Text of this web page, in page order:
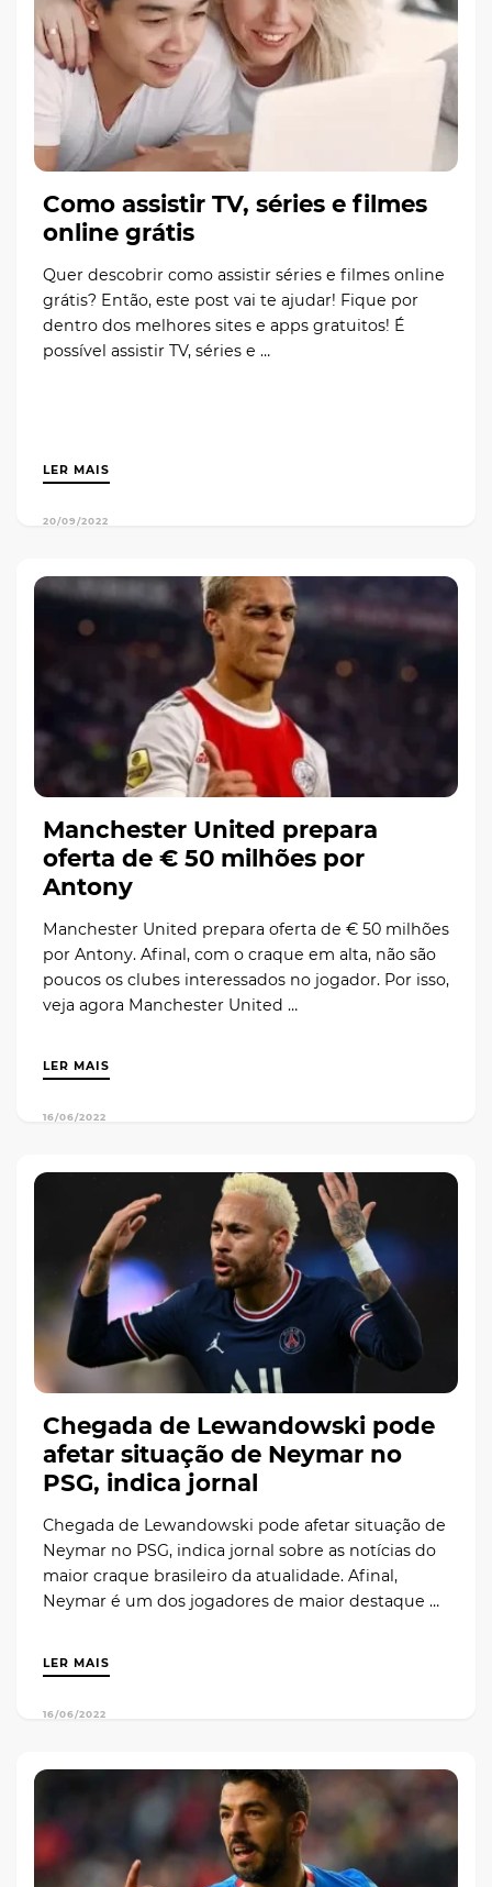
Como assistir TV, séries e filmes
online grátis
Quer descobrir como assistir séries e filmes online
grátis? Então, este post vai te ajudar! Fique por
dentro dos melhores sites e apps gratuitos! É
possível assistir TV, séries e …
LER MAIS
20/09/2022
Manchester United prepara
oferta de € 50 milhões por
Antony
Manchester United prepara oferta de € 50 milhões
por Antony. Afinal, com o craque em alta, não são
poucos os clubes interessados no jogador. Por isso,
veja agora Manchester United …
LER MAIS
16/06/2022
Chegada de Lewandowski pode
afetar situação de Neymar no
PSG, indica jornal
Chegada de Lewandowski pode afetar situação de
Neymar no PSG, indica jornal sobre as notícias do
maior craque brasileiro da atualidade. Afinal,
Neymar é um dos jogadores de maior destaque …
LER MAIS
16/06/2022